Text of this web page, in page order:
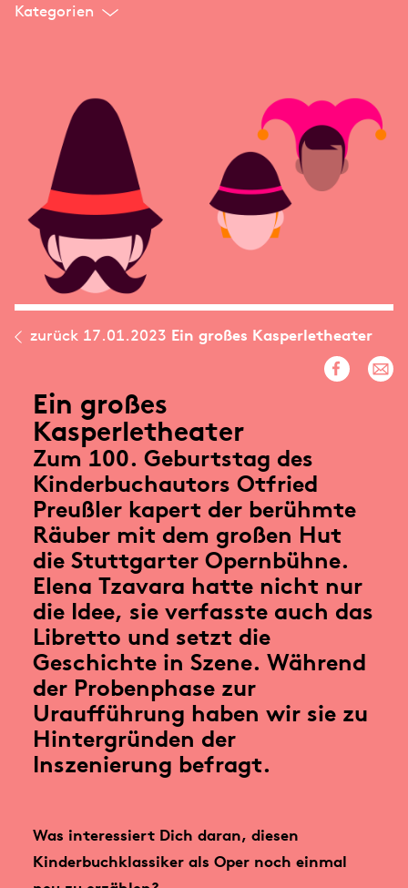
Kategorien
zurück 17.01.2023 Ein großes Kasperletheater
Ein großes
Kasperletheater
Zum 100. Geburtstag des
Kinderbuchautors Otfried
Preußler kapert der berühmte
Räuber mit dem großen Hut
die Stuttgarter Opernbühne.
Elena Tzavara hatte nicht nur
die Idee, sie verfasste auch das
Libretto und setzt die
Geschichte in Szene. Während
der Probenphase zur
Uraufführung haben wir sie zu
Hintergründen der
Inszenierung befragt.
Was interessiert Dich daran, diesen
Kinderbuchklassiker als Oper noch einmal